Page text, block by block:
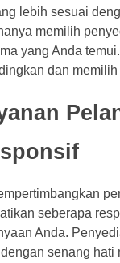
lebih sesuai
memilih
yang Anda
dan
seberapa
Anda.
senang hati